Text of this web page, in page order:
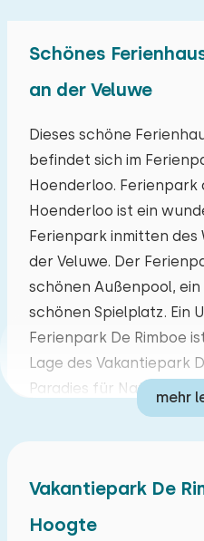
Schönes
an der Veluwe
Dieses schöne
befindet sich im
Hoenderloo. Ferienpark
Hoenderloo ist ein
Ferienpark inmitten des
der Veluwe. Der
schönen Außenpool,
schönen Spielplatz. Ein
Ferienpark De Rimboe
Lage des Vakantiepark
Paradies für
die es lieben, endlos
Veluwe zu wandern. In
Terrasse genießen.
Zoos,
mehr
Mo Di Mi
27 28 29
03 04 05
10 11 12
17 18 19
Vakantiepark De
Hoogte